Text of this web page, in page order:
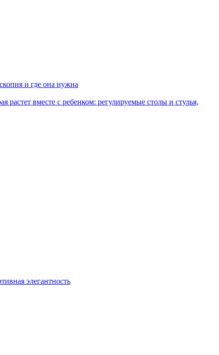
и где она нужна
растет вместе с ребенком: регулируемые столы и стулья,
элегантность